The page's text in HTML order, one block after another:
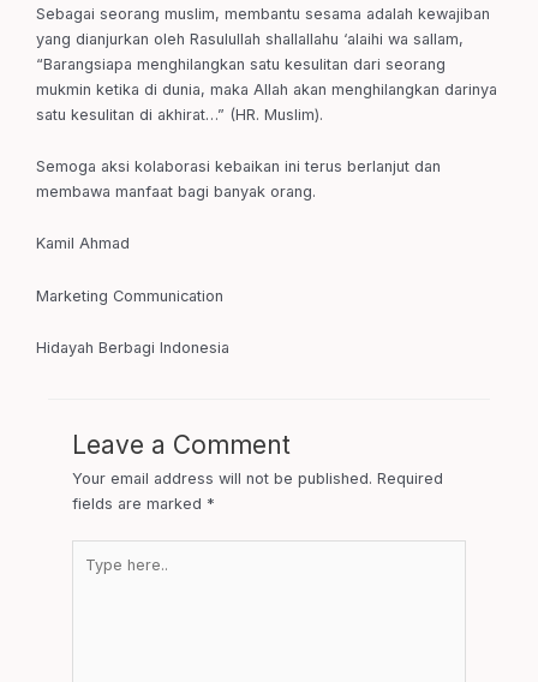
Sebagai seorang muslim, membantu sesama adalah kewajiban
yang dianjurkan oleh Rasulullah shallallahu ‘alaihi wa sallam,
“Barangsiapa menghilangkan satu kesulitan dari seorang
mukmin ketika di dunia, maka Allah akan menghilangkan darinya
satu kesulitan di akhirat…” (HR. Muslim).
Semoga aksi kolaborasi kebaikan ini terus berlanjut dan
membawa manfaat bagi banyak orang.
Kamil Ahmad
Marketing Communication
Hidayah Berbagi Indonesia
Leave a Comment
Your email address will not be published. Required
fields are marked *
here..